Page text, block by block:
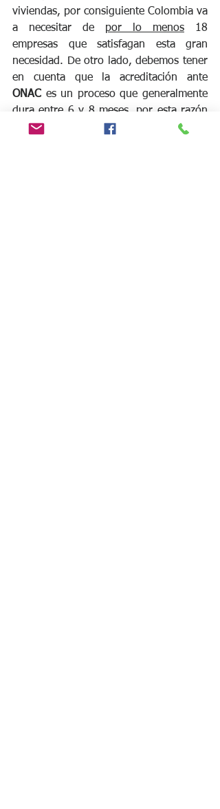
viviendas, por consiguiente Colombia va
a necesitar de por lo menos 18
empresas que satisfagan esta gran
necesidad. De otro lado, debemos tener
ONAC es un proceso que generalmente
dura entre 6 y 8 meses, por esta razón
el Reglamento ha definido un período